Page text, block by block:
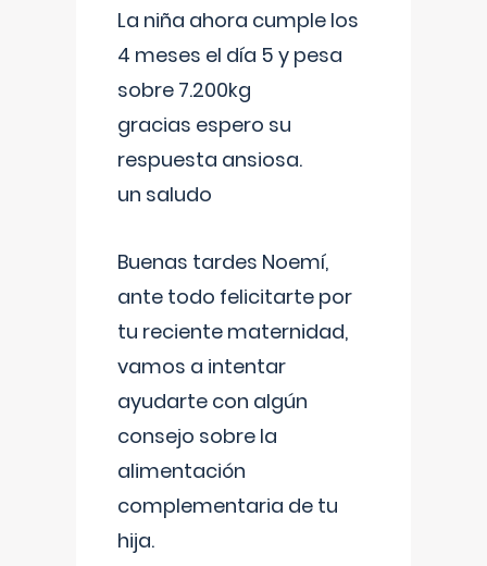
La niña ahora cumple los
4 meses el día 5 y pesa
sobre 7.200kg
gracias espero su
respuesta ansiosa.
un saludo
Buenas tardes Noemí,
ante todo felicitarte por
tu reciente maternidad,
vamos a intentar
ayudarte con algún
consejo sobre la
alimentación
complementaria de tu
hija.